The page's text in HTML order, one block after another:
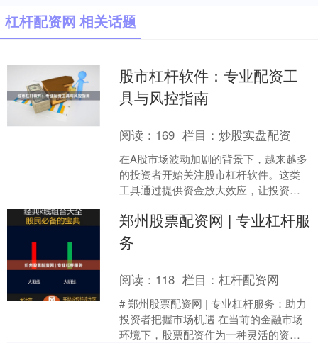
杠杆配资网 相关话题
股市杠杆软件：专业配资工
具与风控指南
阅读： 169 栏目：炒股实盘配资
在A股市场波动加剧的背景下，越来越多
的投资者开始关注股市杠杆软件。这类
工具通过提供资金放大效应，让投资者
而，杠杆是把双刃剑——收....
郑州股票配资网 | 专业杠杆服
务
阅读： 118 栏目：杠杆配资网
# 郑州股票配资网 | 专业杠杆服务：助力
投资者把握市场机遇 在当前的金融市场
环境下，股票配资作为一种灵活的资金